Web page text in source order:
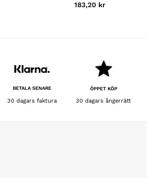
183,20 kr
BETALA SENARE
30 dagars faktura
ÖPPET KÖP
30 dagars ångerrätt